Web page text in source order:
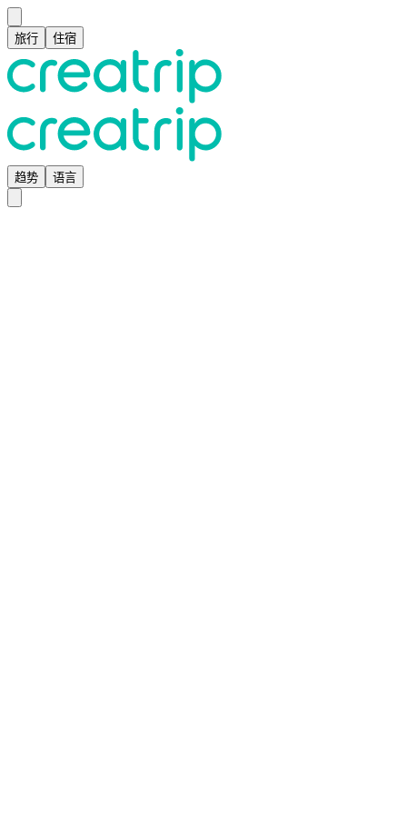
旅行 住宿
趋势 语言